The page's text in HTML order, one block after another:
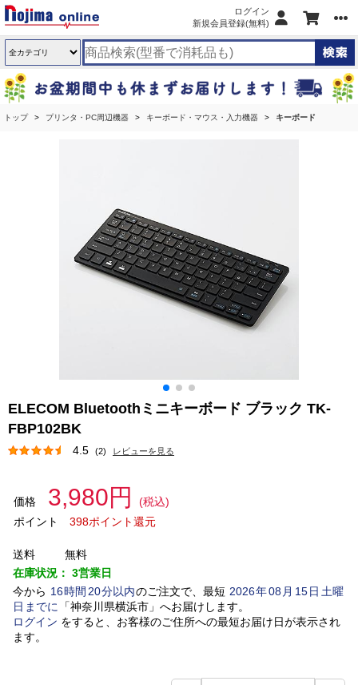
ログイン
新規会員登録(無料)
トップ プリンタ・PC周辺機器 キーボード・マウス・入力機器 キーボード
ELECOM Bluetoothミニキーボード ブラック TK-
FBP102BK
4.5 (2) レビューを見る
価格 3,980円
(税込)
ポイント
398ポイント還元
送料
無料
在庫状況： 3営業日
今から 16時間 20分以内のご注文で、最短 2026年08 月 15日土曜
日 までに 「神奈川県横浜市」 へお届けします。
ログイン をすると、お客様のご住所への最短お届け日が表示され
ます。